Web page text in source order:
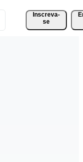
Inscreva-
se